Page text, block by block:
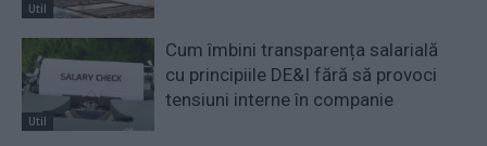
Util
Util
Cum îmbini transparența salarială
cu principiile DE&I fără să provoci
tensiuni interne în companie